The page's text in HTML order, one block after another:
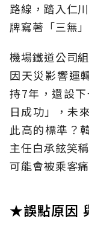
路線，踏入仁
牌寫著「三無
機場鐵道公司
因天災影響運
持7年，還設
日成功」，未
此高的標準？
主任白承鉉笑
可能會被乘客
★誤點原因